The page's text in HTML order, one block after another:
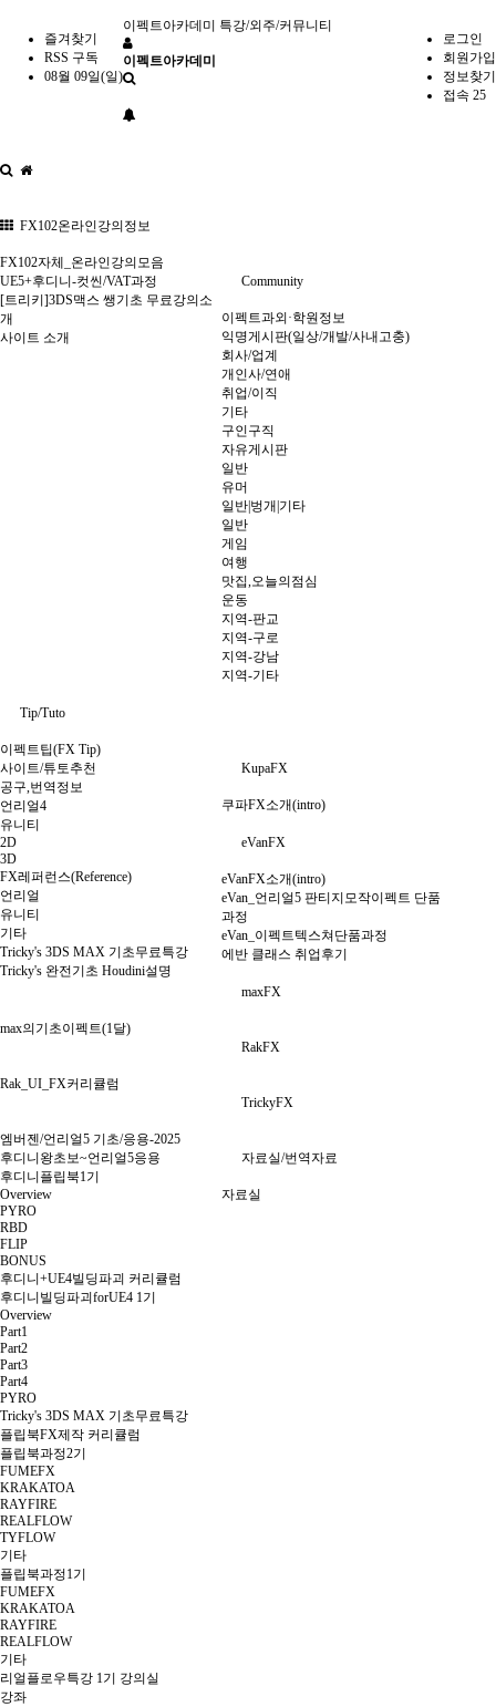
즐겨찾기
RSS 구독
08월 09일(일)
로그인
회원가입
정보찾기
접속 25
이펙트아카데미 특강/외주/커뮤니티
이펙트아카데미
FX102온라인강의정보
FX102자체_온라인강의모음
UE5+후디니-컷씬/VAT과정
[트리키]3DS맥스 쌩기초 무료강의소
개
사이트 소개
Community
이펙트과외·학원정보
익명게시판(일상/개발/사내고충)
회사/업계
개인사/연애
취업/이직
기타
구인구직
자유게시판
일반
유머
일반|벙개|기타
일반
게임
여행
맛집,오늘의점심
운동
지역-판교
지역-구로
지역-강남
지역-기타
Tip/Tuto
이펙트팁(FX Tip)
사이트/튜토추천
공구,번역정보
언리얼4
유니티
2D
3D
FX레퍼런스(Reference)
언리얼
유니티
기타
Tricky's 3DS MAX 기초무료특강
Tricky's 완전기초 Houdini설명
KupaFX
쿠파FX소개(intro)
eVanFX
eVanFX소개(intro)
eVan_언리얼5 판티지모작이펙트 단품
과정
eVan_이펙트텍스쳐단품과정
에반 클래스 취업후기
maxFX
max의기초이펙트(1달)
RakFX
Rak_UI_FX커리큘럼
TrickyFX
엠버젠/언리얼5 기초/응용-2025
후디니왕초보~언리얼5응용
후디니플립북1기
Overview
PYRO
RBD
FLIP
BONUS
후디니+UE4빌딩파괴 커리큘럼
후디니빌딩파괴forUE4 1기
Overview
Part1
Part2
Part3
Part4
PYRO
Tricky's 3DS MAX 기초무료특강
플립북FX제작 커리큘럼
플립북과정2기
FUMEFX
KRAKATOA
RAYFIRE
REALFLOW
TYFLOW
기타
플립북과정1기
FUMEFX
KRAKATOA
RAYFIRE
REALFLOW
기타
리얼플로우특강 1기 강의실
강좌
자료실/번역자료
자료실